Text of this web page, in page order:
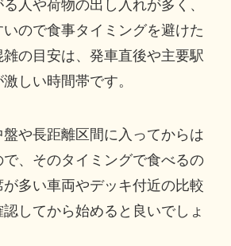
人や荷物の出し入れが多く、
ので食事タイミングを避けた
の目安は、発車直後や主要駅
しい時間帯です。
や長距離区間に入ってからは
で、そのタイミングで食べるの
多い車両やデッキ付近の比較
してから始めると良いでしょ